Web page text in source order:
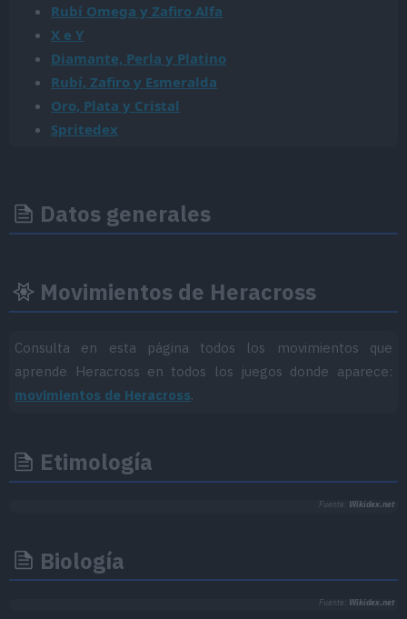
Rubí Omega y Zafiro Alfa
X e Y
Diamante, Perla y Platino
Rubí, Zafiro y Esmeralda
Oro, Plata y Cristal
Spritedex
Datos generales
Movimientos de Heracross
Consulta en esta página todos los movimientos que
aprende Heracross en todos los juegos donde aparece:
movimientos de Heracross.
Etimología
Fuente: Wikidex.net
Biología
Fuente: Wikidex.net